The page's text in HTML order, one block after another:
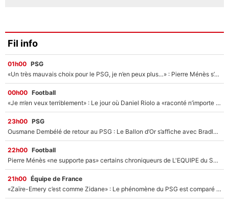
Fil info
01h00 PSG
«Un très mauvais choix pour le PSG, je n’en peux plus…» : Pierre Ménès s’est complètement trompé avec Luis Enrique et ces déclarations le prouvent !
00h00 Football
«Je m’en veux terriblement» : Le jour où Daniel Riolo a «raconté n’importe quoi» dans l'After Foot !
23h00 PSG
Ousmane Dembélé de retour au PSG : Le Ballon d’Or s’affiche avec Bradley Barcola en plein cœur du feuilleton sur son départ !
22h00 Football
Pierre Ménès «ne supporte pas» certains chroniqueurs de L'EQUIPE du Soir : Ils vont tous partir !
21h00 Équipe de France
«Zaïre-Emery c’est comme Zidane» : Le phénomène du PSG est comparé à son nouveau sélectionneur... et ils vont se retrouver en Bleus !